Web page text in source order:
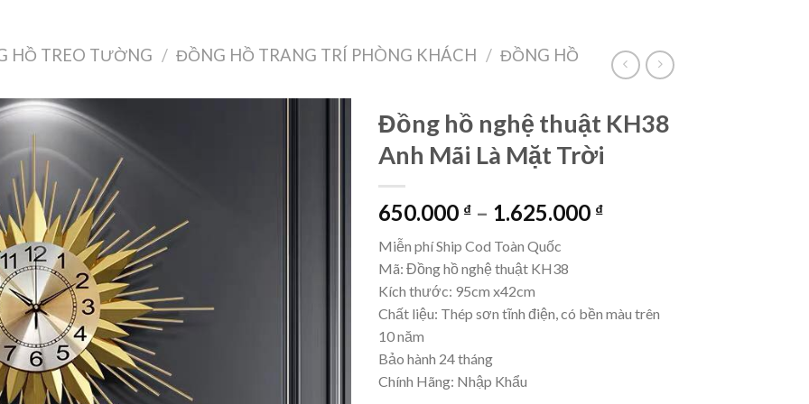
HỒ TREO TƯỜNG / ĐỒNG HỒ TRANG TRÍ PHÒNG KHÁCH / ĐỒNG HỒ
Đồng hồ nghệ thuật KH38
Anh Mãi Là Mặt Trời
650.000 ₫ – 1.625.000 ₫Khoảng
1.625.000 ₫
Miễn phí Ship Cod Toàn Quốc
Mã: Đồng hồ nghệ thuật KH38
Kích thước: 95cm x42cm
Chất liệu: Thép sơn tĩnh điện, có bền màu trên
10 năm
Bảo hành 24 tháng
Chính Hãng: Nhập Khẩu